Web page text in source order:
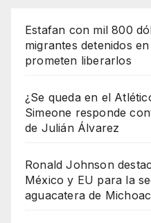
Estafan con mil 800
migrantes detenidos
prometen liberarlos
¿Se queda en el
Simeone responde
de Julián Álvarez
Ronald Johnson
México y EU para la
aguacatera de